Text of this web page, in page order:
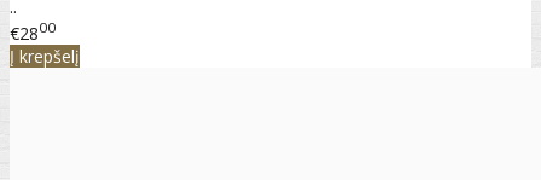
..
€2800
Į krepšelį